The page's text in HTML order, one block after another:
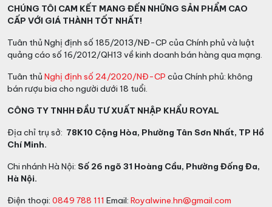
CHÚNG TÔI CAM KẾT MANG ĐẾN NHỮNG SẢN PHẨM CAO
CẤP VỚI GIÁ THÀNH TỐT NHẤT!
Tuân thủ Nghị định số 185/2013/NĐ-CP của Chính phủ và luật
quảng cáo số 16/2012/QH13 về kinh doanh bán hàng qua mạng.
Tuân thủ Nghị định số 24/2020/NĐ-CP của Chính phủ: không
bán rượu bia cho người dưới 18 tuổi.
CÔNG TY TNHH ĐẦU TƯ XUẤT NHẬP KHẨU ROYAL
Địa chỉ trụ sở: 78K10 Cộng Hòa, Phường Tân Sơn Nhất, TP Hồ
Chí Minh.
Chi nhánh Hà Nội: Số 26 ngõ 31 Hoàng Cầu, Phường Đống Đa,
Hà Nội.
Điện thoại: 0849 788 111 Email: Royalwine.hn@gmail.com